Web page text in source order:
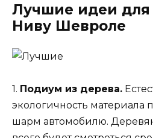
Лучшие идеи для
Ниву Шевроле
1. Подиум из дерева.
экологичность материала
шарм автомобилю.